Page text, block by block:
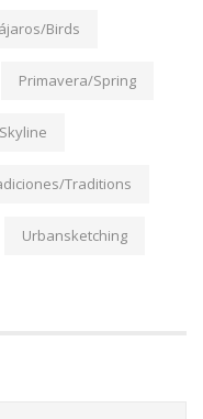
Birds
Primavera/Spring
Skyline
Traditions
Urbansketching